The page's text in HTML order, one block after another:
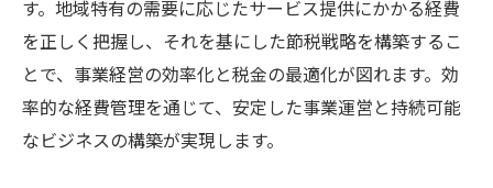
地域イベントを起点とする集客戦略
インフラ設備を活用したコスト削減
軽貨物配送業者が知っておくべき川崎市幸区で
の節税ポイント
す。地域特有の需要に応じたサービス提供にかかる経費
を正しく把握し、それを基にした節税戦略を構築するこ
とで、事業経営の効率化と税金の最適化が図れます。効
率的な経費管理を通じて、安定した事業運営と持続可能
なビジネスの構築が実現します。